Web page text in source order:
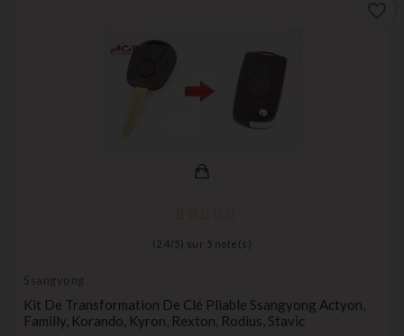
( 2,4 / 5) sur 5 note(s)
Ssangyong
Kit De Transformation De Clé Pliable Ssangyong Actyon,
Familly, Korando, Kyron, Rexton, Rodius, Stavic